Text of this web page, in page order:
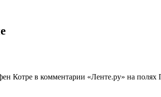
Котре в комментарии «Ленте.ру» на полях